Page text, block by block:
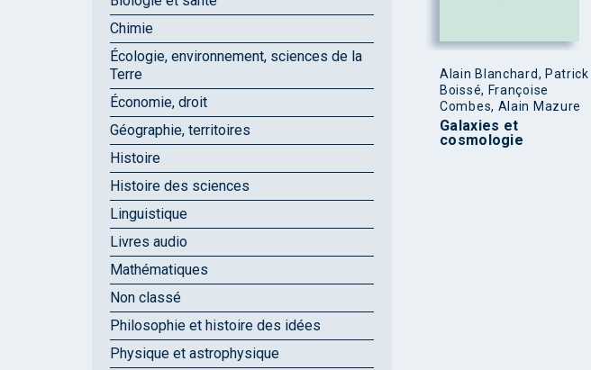
Alain Blanchard, Patrick
Boissé, Françoise
Combes, Alain Mazure
Galaxies et
cosmologie
Chimie
Écologie, environnement, sciences de la
Terre
Économie, droit
Géographie, territoires
Histoire
Histoire des sciences
Linguistique
Livres audio
Mathématiques
Non classé
Philosophie et histoire des idées
Physique et astrophysique